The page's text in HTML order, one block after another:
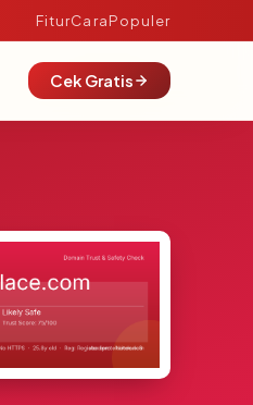
FiturCaraPopuler
Cek Gratis